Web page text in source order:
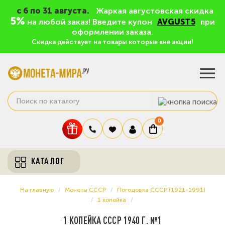
c 6 по 31 августа. Жаркая августовская скидка
5% на любой заказ! Введите купон AVGUST5
при
оформлении заказа.
Скидка действует на товары которые вне акции!
0
КАТАЛОГ
На главную Монеты СССР
Погодовка СССР (1921-1991)
1 копейка
1 КОПЕЙКА СССР 1940 Г. №1